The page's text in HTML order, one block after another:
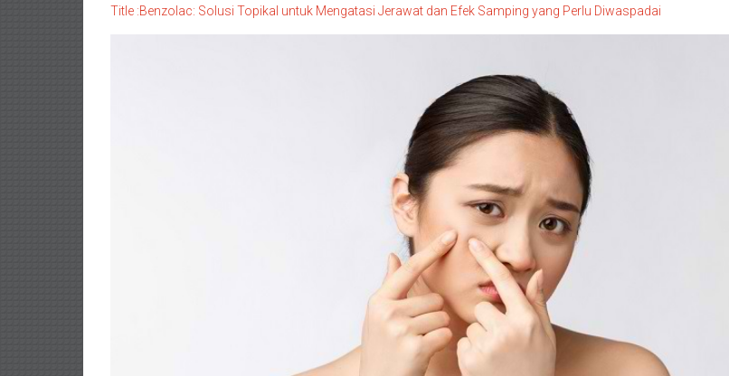
Title :Benzolac: Solusi Topikal untuk Mengatasi Jerawat dan Efek Samping yang Perlu Diwaspadai